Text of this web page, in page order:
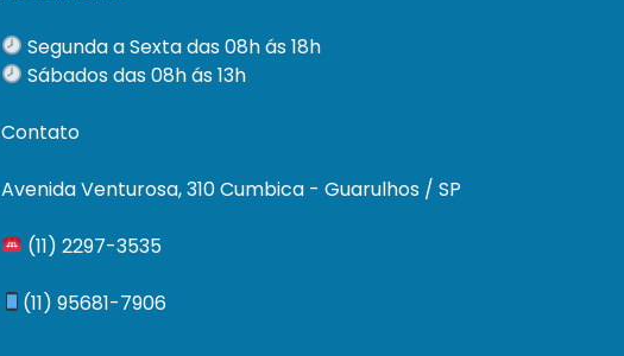
Segunda a Sexta das 08h ás 18h
Sábados das 08h ás 13h
Contato
Avenida Venturosa, 310 Cumbica - Guarulhos / SP
(11) 2297-3535
(11) 95681-7906